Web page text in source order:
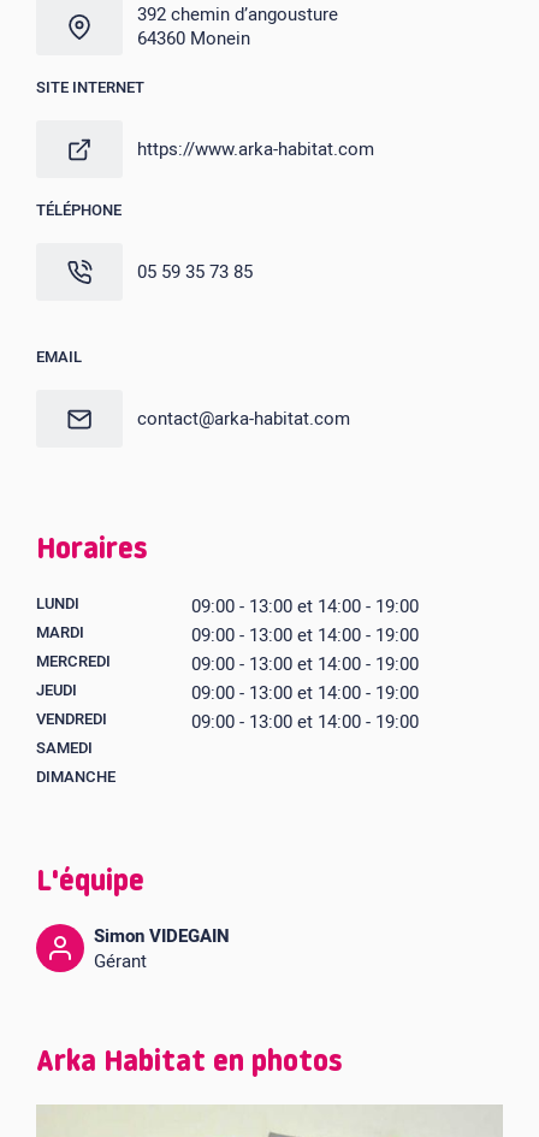
392 chemin d’angousture
64360 Monein
SITE INTERNET
https://www.arka-habitat.com
TÉLÉPHONE
05 59 35 73 85
EMAIL
contact@arka-habitat.com
Horaires
LUNDI 09:00 - 13:00 et 14:00 - 19:00
MARDI 09:00 - 13:00 et 14:00 - 19:00
MERCREDI 09:00 - 13:00 et 14:00 - 19:00
JEUDI 09:00 - 13:00 et 14:00 - 19:00
VENDREDI 09:00 - 13:00 et 14:00 - 19:00
SAMEDI
DIMANCHE
L'équipe
Simon VIDEGAIN
Gérant
Arka Habitat en photos